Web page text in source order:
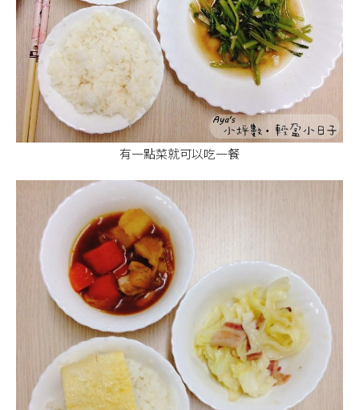
有一點菜就可以吃一餐